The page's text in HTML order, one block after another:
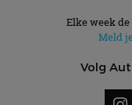
Elke week
Meld
Volg